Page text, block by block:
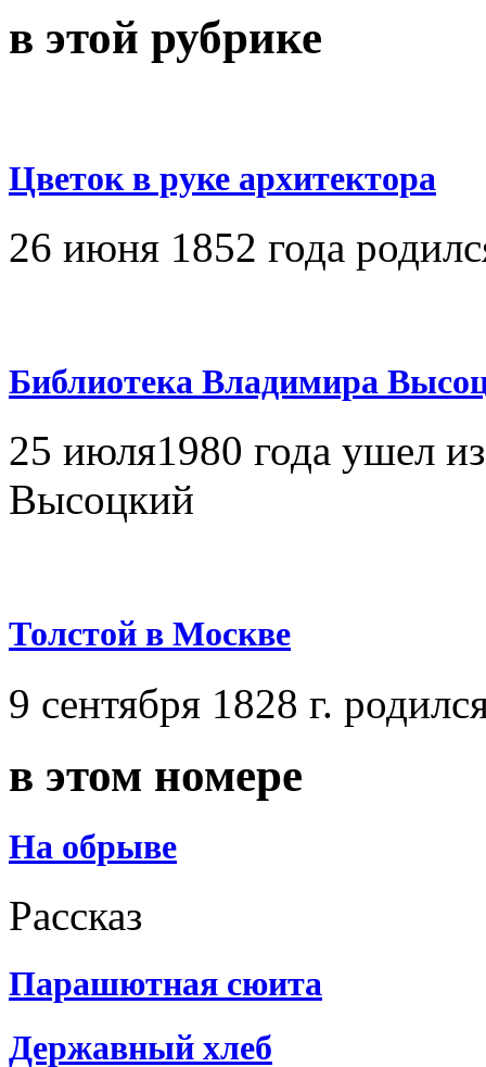
в этой рубрике
Цветок в руке архитектора
26 июня 1852 года
Библиотека Владимира
25 июля1980 года ушел
Высоцкий
Толстой в Москве
9 сентября 1828 г.
в этом номере
На обрыве
Рассказ
Парашютная сюита
Державный хлеб